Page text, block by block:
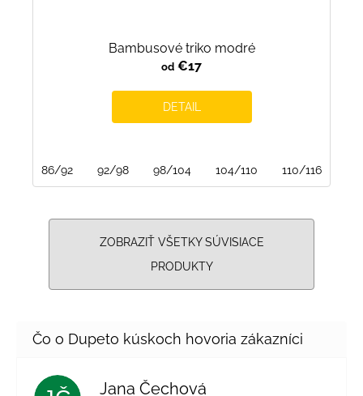
Bambusové triko modré
od €17
DETAIL
86/92 92/98 98/104 104/110 110/116
ZOBRAZIŤ VŠETKY SÚVISIACE
PRODUKTY
Jana Čechová